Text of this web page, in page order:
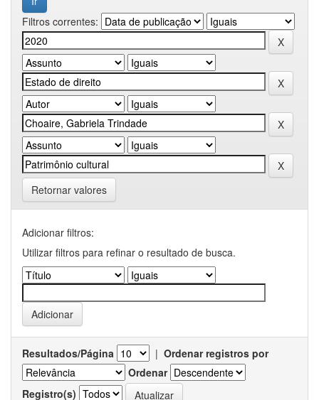
Filtros correntes:
Retornar valores
Adicionar filtros:
Utilizar filtros para refinar o resultado de busca.
Resultados/Página | Ordenar registros por
Ordenar
Registro(s)